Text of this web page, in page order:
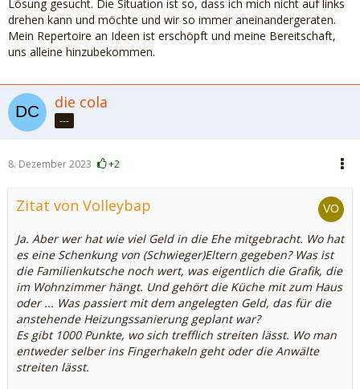
Lösung gesucht. Die Situation ist so, dass ich mich nicht auf links
drehen kann und möchte und wir so immer aneinandergeraten.
Mein Repertoire an Ideen ist erschöpft und meine Bereitschaft,
uns alleine hinzubekommen.
die cola
---
8. Dezember 2023 +2
Zitat von Volleybap
Ja. Aber wer hat wie viel Geld in die Ehe mitgebracht. Wo hat
es eine Schenkung von (Schwieger)Eltern gegeben? Was ist
die Familienkutsche noch wert, was eigentlich die Grafik, die
im Wohnzimmer hängt. Und gehört die Küche mit zum Haus
oder ... Was passiert mit dem angelegten Geld, das für die
anstehende Heizungssanierung geplant war?
Es gibt 1000 Punkte, wo sich trefflich streiten lässt. Wo man
entweder selber ins Fingerhakeln geht oder die Anwälte
streiten lässt.